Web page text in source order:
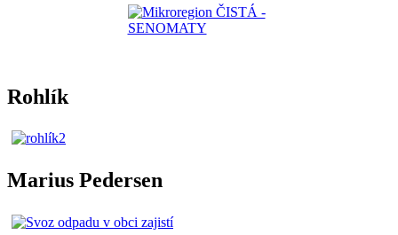
Rohlík
Marius Pedersen